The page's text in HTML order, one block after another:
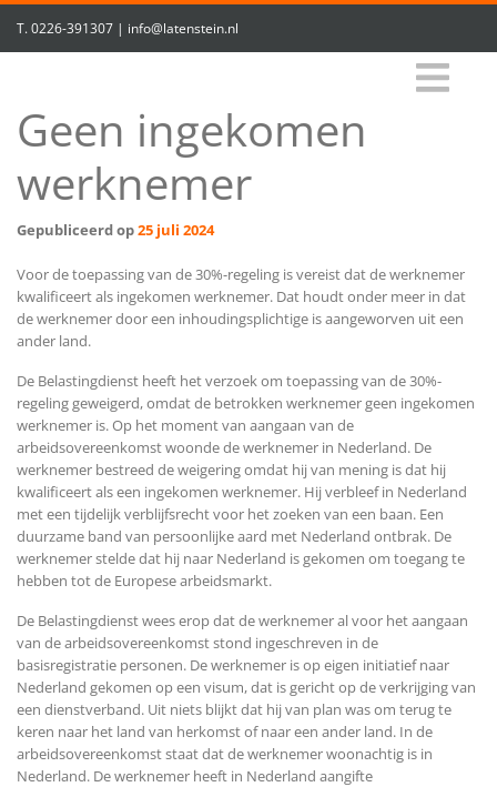
T.0226-391307 | info@latenstein.nl
Geen ingekomen
werknemer
Gepubliceerd op25 juli 2024
Voor de toepassing van de 30%-regeling is vereist dat de werknemer
kwalificeert als ingekomen werknemer. Dat houdt onder meer in dat
de werknemer door een inhoudingsplichtige is aangeworven uit een
ander land.
De Belastingdienst heeft het verzoek om toepassing van de 30%-
regeling geweigerd, omdat de betrokken werknemer geen ingekomen
werknemer is. Op het moment van aangaan van de
arbeidsovereenkomst woonde de werknemer in Nederland. De
werknemer bestreed de weigering omdat hij van mening is dat hij
kwalificeert als een ingekomen werknemer. Hij verbleef in Nederland
met een tijdelijk verblijfsrecht voor het zoeken van een baan. Een
duurzame band van persoonlijke aard met Nederland ontbrak. De
werknemer stelde dat hij naar Nederland is gekomen om toegang te
hebben tot de Europese arbeidsmarkt.
De Belastingdienst wees erop dat de werknemer al voor het aangaan
van de arbeidsovereenkomst stond ingeschreven in de
basisregistratie personen. De werknemer is op eigen initiatief naar
Nederland gekomen op een visum, dat is gericht op de verkrijging van
een dienstverband. Uit niets blijkt dat hij van plan was om terug te
keren naar het land van herkomst of naar een ander land. In de
arbeidsovereenkomst staat dat de werknemer woonachtig is in
Nederland. De werknemer heeft in Nederland aangifte